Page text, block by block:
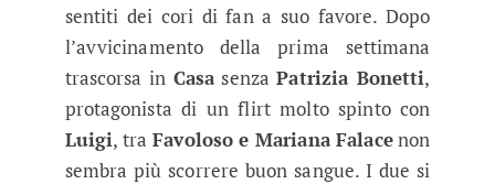
sentiti dei cori di fan a suo favore. Dopo
l’avvicinamento della prima settimana
trascorsa in CasasenzaPatrizia Bonetti,
protagonista di un flirt molto spinto con
Luigi, tra Favoloso e Mariana Falacenon
sembra più scorrere buon sangue. I due si